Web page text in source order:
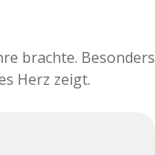
brachte. Besonders
Herz zeigt.